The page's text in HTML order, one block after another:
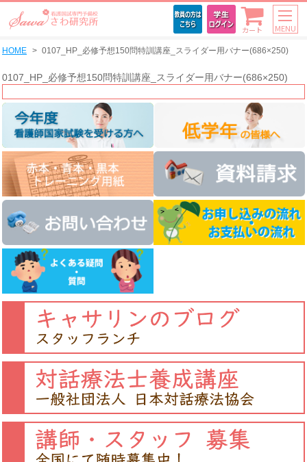
カート MENU
HOME 0107_HP_必修予想150問特訓講座_スライダー用バナー(686×250)
0107_HP_必修予想150問特訓講座_スライダー用バナー(686×250)